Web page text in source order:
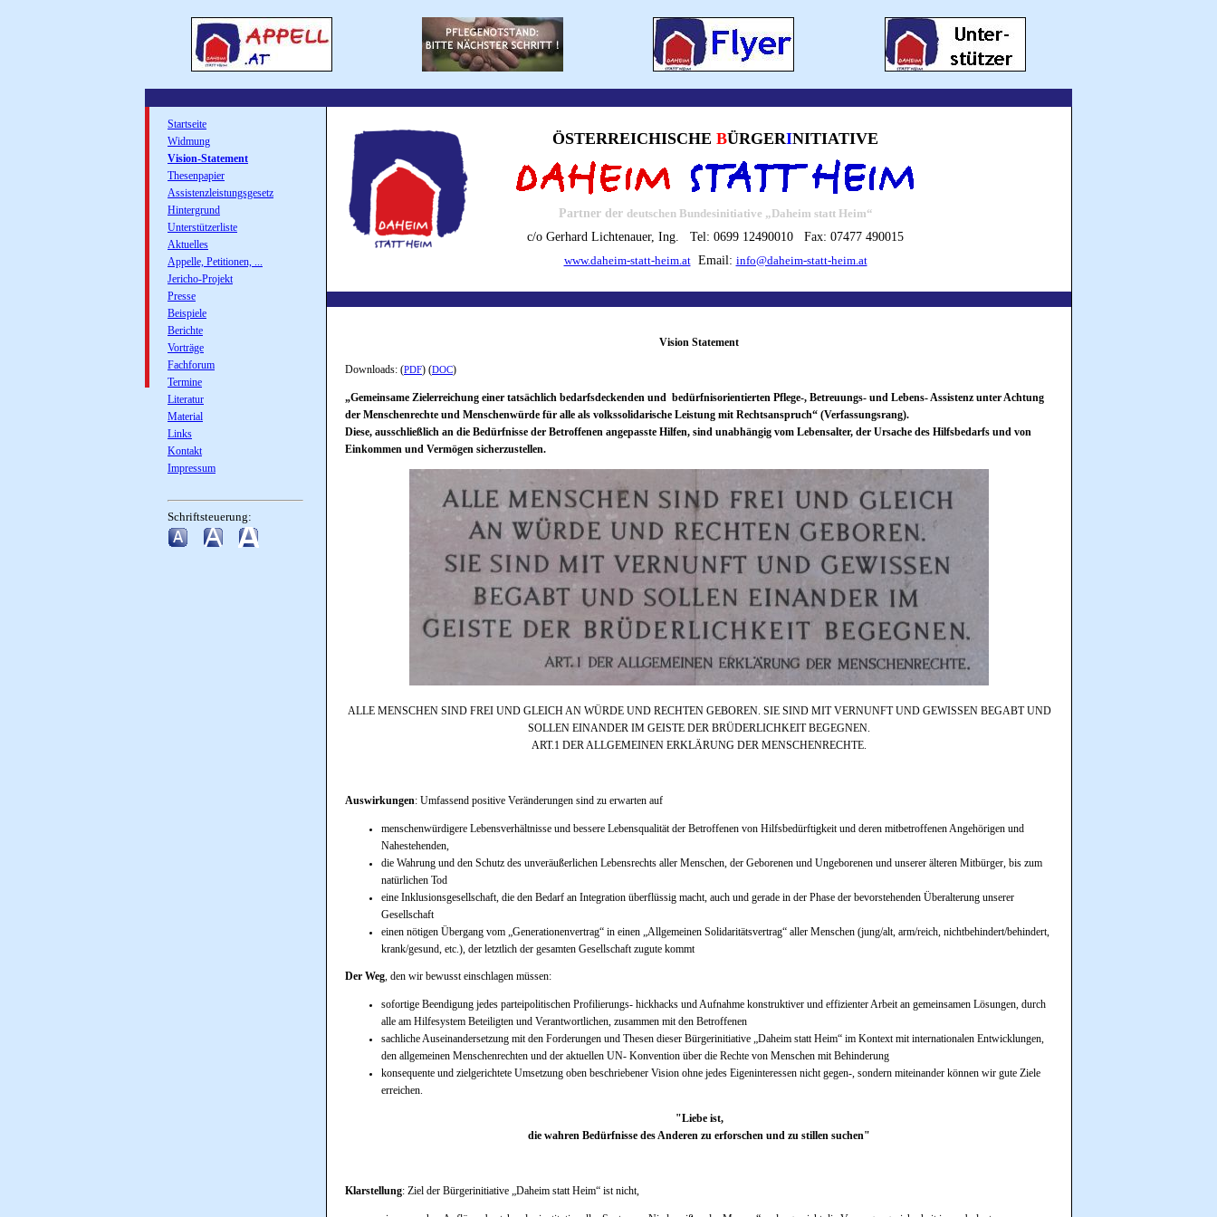
Startseite
Widmung
Vision-Statement
Thesenpapier
Assistenzleistungsgesetz
Hintergrund
Unterstützerliste
Aktuelles
Appelle, Petitionen, ...
Jericho-Projekt
Presse
Beispiele
Berichte
Vorträge
Fachforum
Termine
Literatur
Material
Links
Kontakt
Impressum
Schriftsteuerung:
ÖSTERREICHISCHE BÜRGERINITIATIVE
Partner der deutschen Bundesinitiative „Daheim statt Heim“
c/o Gerhard Lichtenauer, Ing. Tel: 0699 12490010 Fax: 07477 490015
www.daheim-statt-heim.atEmail: info@daheim-statt-heim.at
Vision Statement
Downloads: (PDF) (DOC)
„Gemeinsame Zielerreichung einer tatsächlich bedarfsdeckenden und bedürfnisorientierten Pflege-, Betreuungs- und Lebens- Assistenz unter Achtung
der Menschenrechte und Menschenwürde für alle als volkssolidarische Leistung mit Rechtsanspruch“ (Verfassungsrang).
Diese, ausschließlich an die Bedürfnisse der Betroffenen angepasste Hilfen, sind unabhängig vom Lebensalter, der Ursache des Hilfsbedarfs und von
Einkommen und Vermögen sicherzustellen.
ALLE MENSCHEN SIND FREI UND GLEICH AN WÜRDE UND RECHTEN GEBOREN. SIE SIND MIT VERNUNFT UND GEWISSEN BEGABT UND
SOLLEN EINANDER IM GEISTE DER BRÜDERLICHKEIT BEGEGNEN.
ART.1 DER ALLGEMEINEN ERKLÄRUNG DER MENSCHENRECHTE.
Auswirkungen: Umfassend positive Veränderungen sind zu erwarten auf
menschenwürdigere Lebensverhältnisse und bessere Lebensqualität der Betroffenen von Hilfsbedürftigkeit und deren mitbetroffenen Angehörigen und
Nahestehenden,
die Wahrung und den Schutz des unveräußerlichen Lebensrechts aller Menschen, der Geborenen und Ungeborenen und unserer älteren Mitbürger, bis zum
natürlichen Tod
eine Inklusionsgesellschaft, die den Bedarf an Integration überflüssig macht, auch und gerade in der Phase der bevorstehenden Überalterung unserer
Gesellschaft
einen nötigen Übergang vom „Generationenvertrag“ in einen „Allgemeinen Solidaritätsvertrag“ aller Menschen (jung/alt, arm/reich, nichtbehindert/behindert,
krank/gesund, etc.), der letztlich der gesamten Gesellschaft zugute kommt
Der Weg, den wir bewusst einschlagen müssen:
sofortige Beendigung jedes parteipolitischen Profilierungs- hickhacks und Aufnahme konstruktiver und effizienter Arbeit an gemeinsamen Lösungen, durch
alle am Hilfesystem Beteiligten und Verantwortlichen, zusammen mit den Betroffenen
sachliche Auseinandersetzung mit den Forderungen und Thesen dieser Bürgerinitiative „Daheim statt Heim“ im Kontext mit internationalen Entwicklungen,
den allgemeinen Menschenrechten und der aktuellen UN- Konvention über die Rechte von Menschen mit Behinderung
konsequente und zielgerichtete Umsetzung oben beschriebener Vision ohne jedes Eigeninteressen nicht gegen-, sondern miteinander können wir gute Ziele
erreichen.
"Liebe ist,
die wahren Bedürfnisse des Anderen zu erforschen und zu stillen suchen"
Klarstellung: Ziel der Bürgerinitiative „Daheim statt Heim“ ist nicht,